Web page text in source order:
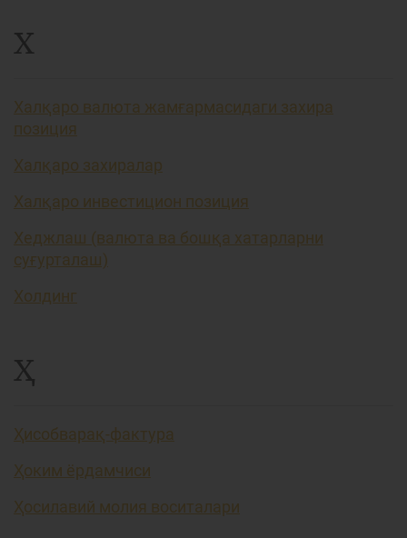
Х
Халқаро валюта жамғармасидаги захира
позиция
Халқаро захиралар
Халқаро инвестицион позиция
Хеджлаш (валюта ва бошқа хатарларни
суғурталаш)
Холдинг
Ҳ
Ҳисобварақ-фактура
Ҳоким ёрдамчиси
Ҳосилавий молия воситалари